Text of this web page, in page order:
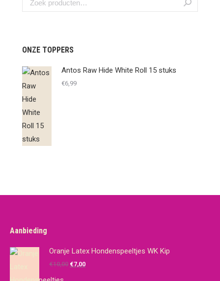
ONZE TOPPERS
Antos Raw Hide White Roll 15 stuks
€6,99
Aanbieding
Oranje Latex Hondenspeeltjes WK Kip
€10,00 Oorspronkelijke
€7,00Huidige